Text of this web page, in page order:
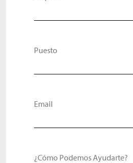
Puesto
Email
¿Cómo Podemos Ayudarte?